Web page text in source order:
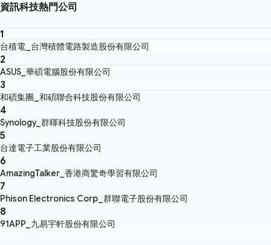
資訊科技熱門公司
1
台積電_台灣積體電路製造股份有限公司
2
ASUS_華碩電腦股份有限公司
3
和碩集團_和碩聯合科技股份有限公司
4
Synology_群暉科技股份有限公司
5
台達電子工業股份有限公司
6
AmazingTalker_香港商驚奇學習有限公司
7
Phison Electronics Corp_群聯電子股份有限公司
8
91APP_九易宇軒股份有限公司